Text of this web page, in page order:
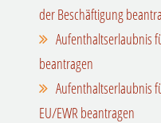
der Beschäftigung
Aufenthaltserlaubnis
beantragen
Aufenthaltserlaubnis
EU/EWR beantragen